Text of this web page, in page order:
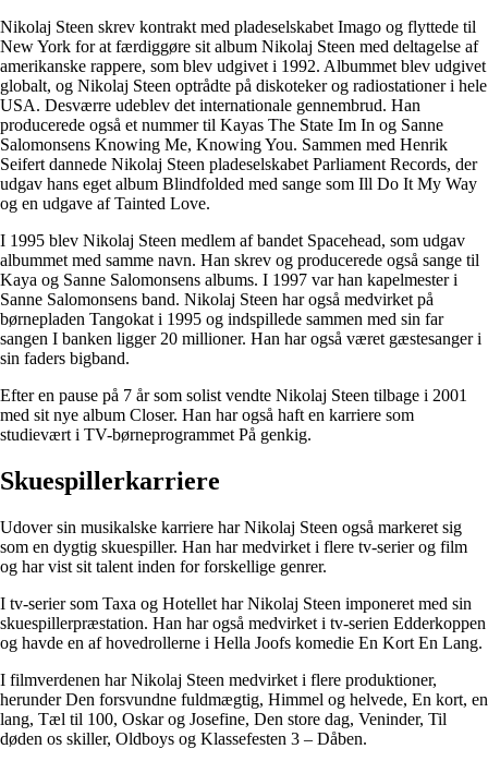
Nikolaj Steen skrev kontrakt med pladeselskabet Imago og flyttede til
New York for at færdiggøre sit album Nikolaj Steen med deltagelse af
amerikanske rappere, som blev udgivet i 1992. Albummet blev udgivet
globalt, og Nikolaj Steen optrådte på diskoteker og radiostationer i hele
USA. Desværre udeblev det internationale gennembrud. Han
producerede også et nummer til Kayas The State Im In og Sanne
Salomonsens Knowing Me, Knowing You. Sammen med Henrik
Seifert dannede Nikolaj Steen pladeselskabet Parliament Records, der
udgav hans eget album Blindfolded med sange som Ill Do It My Way
og en udgave af Tainted Love.
I 1995 blev Nikolaj Steen medlem af bandet Spacehead, som udgav
albummet med samme navn. Han skrev og producerede også sange til
Kaya og Sanne Salomonsens albums. I 1997 var han kapelmester i
Sanne Salomonsens band. Nikolaj Steen har også medvirket på
børnepladen Tangokat i 1995 og indspillede sammen med sin far
sangen I banken ligger 20 millioner. Han har også været gæstesanger i
sin faders bigband.
Efter en pause på 7 år som solist vendte Nikolaj Steen tilbage i 2001
med sit nye album Closer. Han har også haft en karriere som
studievært i TV-børneprogrammet På genkig.
Skuespillerkarriere
Udover sin musikalske karriere har Nikolaj Steen også markeret sig
som en dygtig skuespiller. Han har medvirket i flere tv-serier og film
og har vist sit talent inden for forskellige genrer.
I tv-serier som Taxa og Hotellet har Nikolaj Steen imponeret med sin
skuespillerpræstation. Han har også medvirket i tv-serien Edderkoppen
og havde en af hovedrollerne i Hella Joofs komedie En Kort En Lang.
I filmverdenen har Nikolaj Steen medvirket i flere produktioner,
herunder Den forsvundne fuldmægtig, Himmel og helvede, En kort, en
lang, Tæl til 100, Oskar og Josefine, Den store dag, Veninder, Til
døden os skiller, Oldboys og Klassefesten 3 – Dåben.